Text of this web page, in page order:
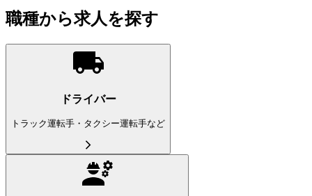
職種から求人を探す
ドライバー
トラック運転手・タクシー運転手など